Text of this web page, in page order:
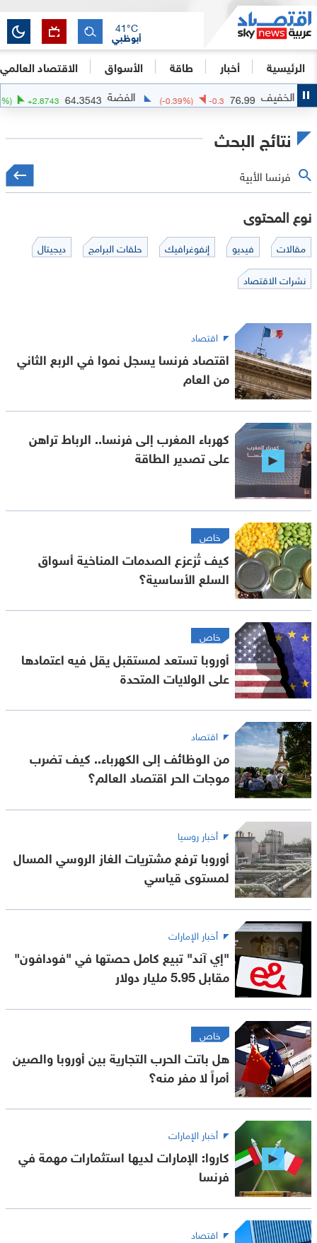
الرئيسية أخبار طاقة الأسواق الاقتصاد العالمي
أبوظبي
41°C
-0.3
(-0.39%) الفضة 64.3543
+ 2.8743
(+4.68%)
نتائج البحث
نوع المحتوى
مقالات فيديو إنفوغرافيك حلقات البرامج
ديجيتال
نشرات الاقتصاد
اقتصاد
اقتصاد فرنسا يسجل نموا في الربع الثاني
من العام
كهرباء المغرب إلى فرنسا.. الرباط تراهن
على تصدير الطاقة
خاص
كيف تُزعزع الصدمات المناخية أسواق
السلع الأساسية؟
خاص
أوروبا تستعد لمستقبل يقل فيه اعتمادها
على الولايات المتحدة
اقتصاد
من الوظائف إلى الكهرباء.. كيف تضرب
موجات الحر اقتصاد العالم؟
أخبار روسيا
أوروبا ترفع مشتريات الغاز الروسي المسال
لمستوى قياسي
أخبار الإمارات
"إي آند" تبيع كامل حصتها في "فودافون"
مقابل 5.95 مليار دولار
خاص
هل باتت الحرب التجارية بين أوروبا والصين
أمراً لا مفر منه؟
أخبار الإمارات
كاروا: الإمارات لديها استثمارات مهمة في
فرنسا
اقتصاد